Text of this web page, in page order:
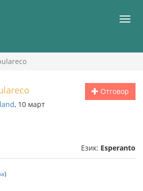
Отговор
, 10 март
Език: Esperanto
)